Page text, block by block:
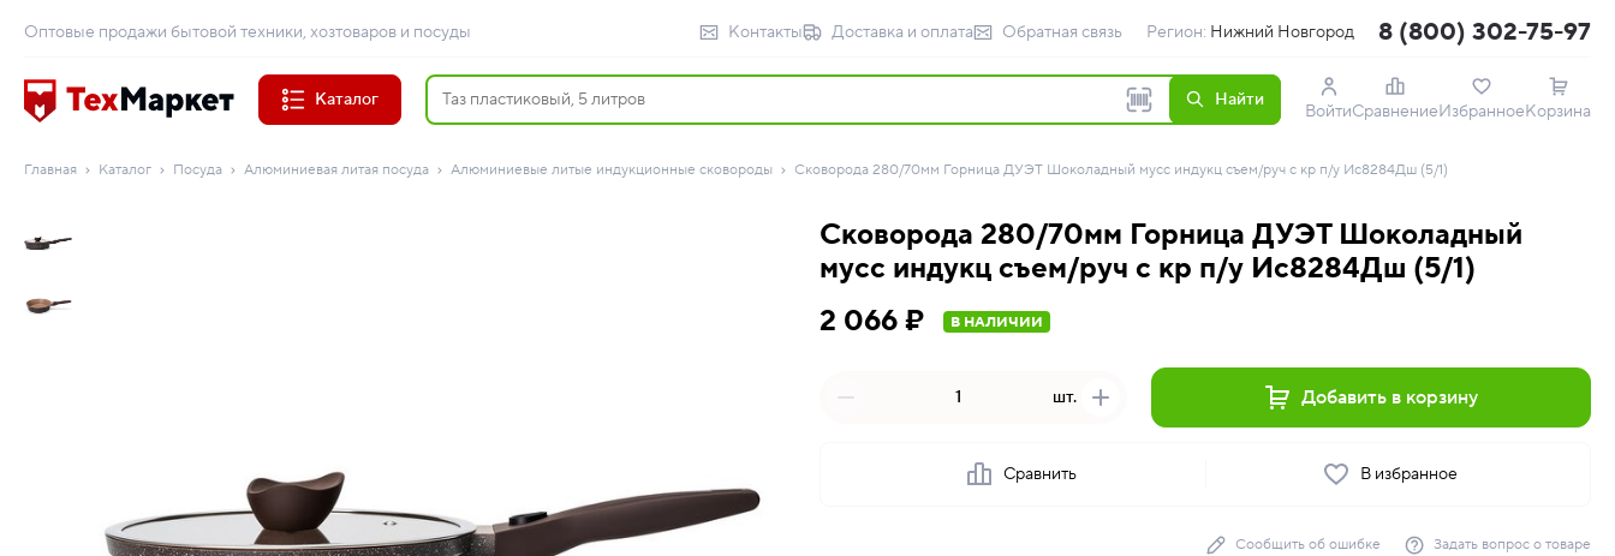
Оптовые продажи бытовой техники, хозтоваров и посуды Контакты Доставка и оплата Обратная связь Регион: Нижний Новгород 8 (800) 302-75-97
Каталог Найти
ВойтиСравнениеИзбранноеКорзина
Главная Каталог Посуда Алюминиевая литая посуда Алюминиевые литые индукционные сковороды Сковорода 280/70мм Горница ДУЭТ Шоколадный мусс индукц съем/руч с кр п/у Ис8284Дш (5/1)
Сковорода 280/70мм Горница ДУЭТ Шоколадный
мусс индукц съем/руч с кр п/у Ис8284Дш (5/1)
2 066 ₽
В НАЛИЧИИ
шт. Добавить в корзину
Сравнить В избранное
Сообщить об ошибке Задать вопрос о товаре